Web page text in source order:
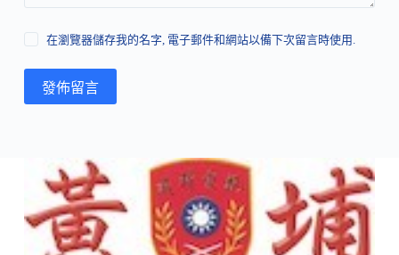
在瀏覽器儲存我的名字, 電子郵件和網站以備下次留言時使用.
發佈留言